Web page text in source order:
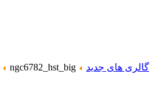
گالری های جدید ngc6782_hst_big